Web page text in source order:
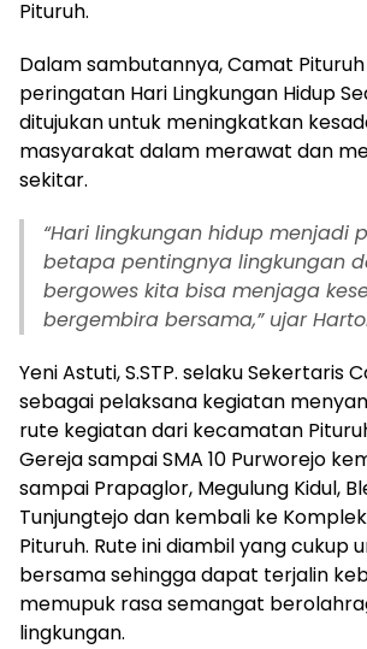
Pituruh.
Dalam sambutannya, Camat
peringatan Hari Lingkungan Hidup
ditujukan untuk meningkatkan
masyarakat dalam merawat dan
sekitar.
“Hari lingkungan hidup menjadi
betapa pentingnya lingkungan
bergowes kita bisa menjaga
bergembira bersama,” ujar
Yeni Astuti, S.STP. selaku Sekertaris
sebagai pelaksana kegiatan
rute kegiatan dari kecamatan
Gereja sampai SMA 10 Purworejo
sampai Prapaglor, Megulung Kidul,
Tunjungtejo dan kembali ke
Pituruh. Rute ini diambil yang cukup
bersama sehingga dapat terjalin
memupuk rasa semangat
lingkungan.